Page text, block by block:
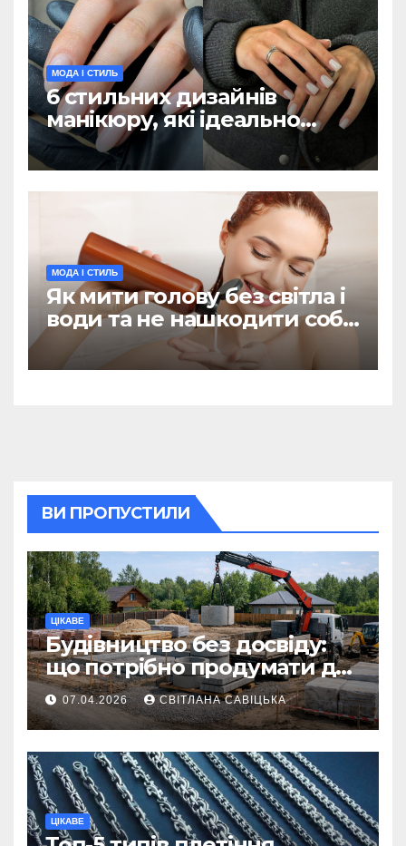
МОДА І СТИЛЬ
6 стильних дизайнів
манікюру, які ідеально
підійдуть для холодної
пори (ФОТО)
МОДА І СТИЛЬ
Як мити голову без світла і
води та не нашкодити собі:
поради дерматолога
ВИ ПРОПУСТИЛИ
ЦІКАВЕ
Будівництво без досвіду:
що потрібно продумати до
першої доставки на
ділянку
07.04.2026 СВІТЛАНА САВІЦЬКА
ЦІКАВЕ